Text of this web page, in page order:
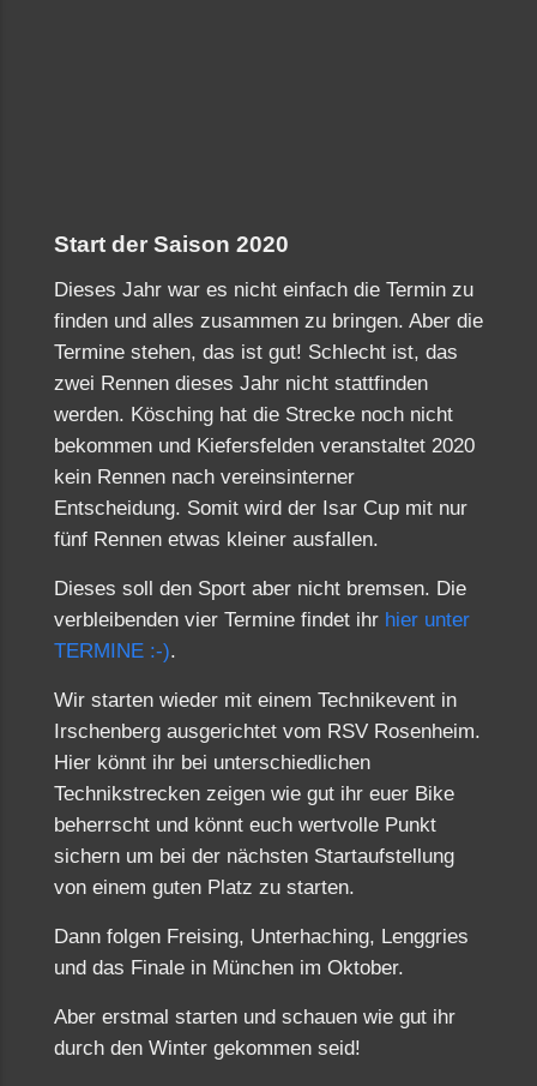
Start der Saison 2020
Dieses Jahr war es nicht einfach die Termin zu
finden und alles zusammen zu bringen. Aber die
Termine stehen, das ist gut! Schlecht ist, das
zwei Rennen dieses Jahr nicht stattfinden
werden. Kösching hat die Strecke noch nicht
bekommen und Kiefersfelden veranstaltet 2020
kein Rennen nach vereinsinterner
Entscheidung. Somit wird der Isar Cup mit nur
fünf Rennen etwas kleiner ausfallen.
Dieses soll den Sport aber nicht bremsen. Die
verbleibenden vier Termine findet ihr hier unter
TERMINE :-).
Wir starten wieder mit einem Technikevent in
Irschenberg ausgerichtet vom RSV Rosenheim.
Hier könnt ihr bei unterschiedlichen
Technikstrecken zeigen wie gut ihr euer Bike
beherrscht und könnt euch wertvolle Punkt
sichern um bei der nächsten Startaufstellung
von einem guten Platz zu starten.
Dann folgen Freising, Unterhaching, Lenggries
und das Finale in München im Oktober.
Aber erstmal starten und schauen wie gut ihr
durch den Winter gekommen seid!